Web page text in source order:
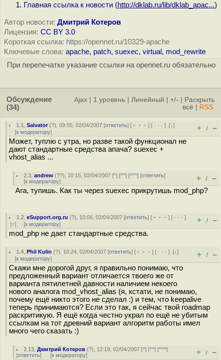
Главная ссылка к новости (http://dklab.ru/lib/dklab_apac...)
Автор новости: Дмитрий Котеров
Лицензия: CC BY 3.0
Короткая ссылка: https://opennet.ru/10329-apache
Ключевые слова: apache, patch, suexec, virtual , mod_rewrite
При перепечатке указание ссылки на opennet.ru обязательно
Обсуждение
(34)
Ajax 1 уровень Линейный +/-
Раскрыть
всё
RSS
1.1 ,Salvator(?), 09:55, 02/04/2007 [ответить] [ ﹢﹢﹢] [ · · ·][↓]
[к модератору] + / –
Может, туплю с утра, но разве такой функционал не
дают стандартные средства апача? suexec +
vhost_alias ...
2.3 ,andrew (??), 10:15, 02/04/2007 [^] [^^] [^^^] [ответить]
[к модератору] + / –
Ага, тупишь. Как ты через suexec прикрутишь mod_php?
1.2 ,eSupport.org.ru (?), 10:06, 02/04/2007 [ответить] [ ﹢﹢﹢] [ · · ·]
[↑] [к модератору] + / –
mod_php не дает стандартные средства.
1.4 ,Phil Kulin (?), 10:24, 02/04/2007 [ответить] [ ﹢﹢﹢] [ · · ·][↓]
[к модератору] + / –
Скажи мне дорогой друг, я правильно понимаю, что
предложенный вариант отличается твоего же от
варианта пятилетней давности наличием некоего
нового аналога mod_vhost_alias (я, кстати, не понимаю,
почему ещё никто этого не сделал :) и тем, что keepalive
теперь принимаются? Если это так, я сейчас твой roadmap
раскритикую. Я ещё когда честно украл по ещё не убитым
ссылкам на тот древний вариант алгоритм работы имел
много чего сказать :)
2.13 ,Дмитрий Котеров (?), 12:19, 02/04/2007 [^] [^^] [^^^]
[ответить] [к модератору] + / –